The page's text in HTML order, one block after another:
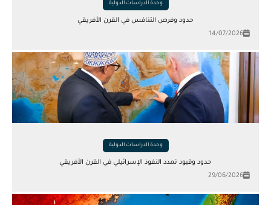
وحدة الدراسات الدولية
حدود وفرص التنافس في القرن الأفريقي
14/07/2026
وحدة الدراسات الدولية
حدود وقيود تمدد النفوذ الإسرائيلي في القرن الأفريقي
29/06/2026